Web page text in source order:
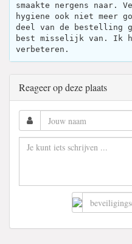
smaakte nergens naar.
hygiene ook niet meer
deel van de bestelling
best misselijk van. Ik
verbeteren.
Reageer op deze plaats